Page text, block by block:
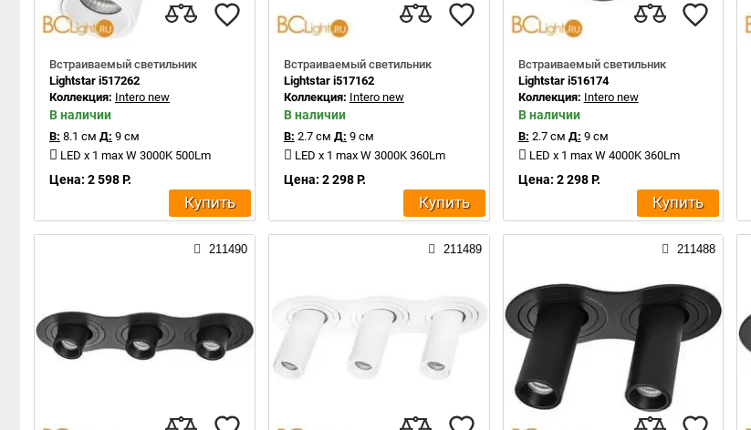
Встраиваемый светильник
Lightstar i517262
Коллекция: Intero new
В наличии
В: 8.1 см Д: 9 см
LED x 1 max W 3000K 500Lm
Цена: 2 598 Р.
Купить
Встраиваемый светильник
Lightstar i517162
Коллекция: Intero new
В наличии
В: 2.7 см Д: 9 см
LED x 1 max W 3000K 360Lm
Цена: 2 298 Р.
Купить
Встраиваемый светильник
Lightstar i516174
Коллекция: Intero new
В наличии
В: 2.7 см Д: 9 см
LED x 1 max W 4000K 360Lm
Цена: 2 298 Р.
Купить
211490 211489 211488